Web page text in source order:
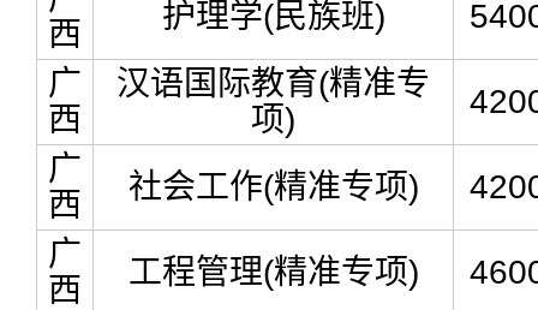
西
护理学(民族班)
广
西
汉语国际教育(精准专
项)
广
西
社会工作(精准专项)
广
西
工程管理(精准专项)